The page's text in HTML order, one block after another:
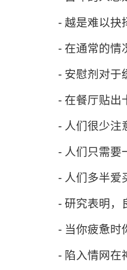
- 越是难以抉
- 在通常的情
- 安慰剂对于
- 在餐厅贴出
- 人们很少注
- 人们只需要
- 人们多半爱
- 研究表明，
- 当你疲惫时
- 陷入情网在